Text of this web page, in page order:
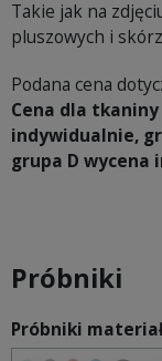
Takie jak na
pluszowych i
Podana cena
Cena dla
indywidualnie,
grupa D wycena
Próbniki
Próbniki